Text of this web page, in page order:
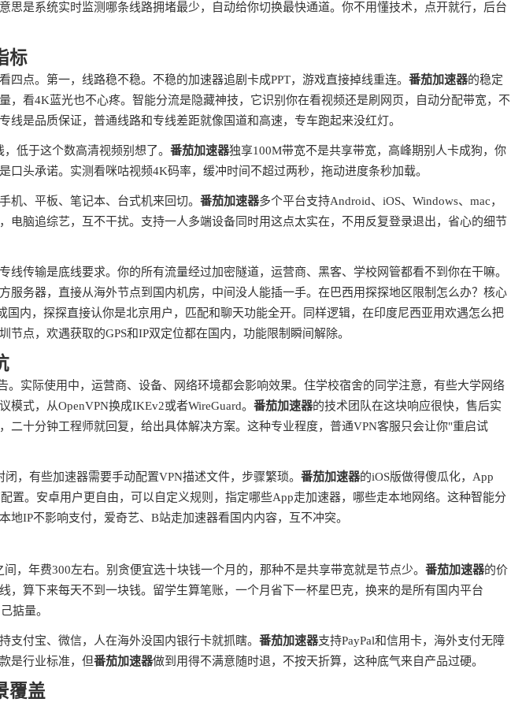
思是系统实时监测哪条线路拥堵最少，自动给你切换最快通道。你不用懂技术，点开就行，后台
标
四点。第一，线路稳不稳。不稳的加速器追剧卡成PPT，游戏直接掉线重连。 番茄加速器的稳定
，看4K蓝光也不心疼。智能分流是隐藏神技，它识别你在看视频还是刷网页，自动分配带宽，不
线是品质保证，普通线路和专线差距就像国道和高速，专车跑起来没红灯。
低于这个数高清视频别想了。 番茄加速器独享100M带宽不是共享带宽，高峰期别人卡成狗，你
口头承诺。实测看咪咕视频4K码率，缓冲时间不超过两秒，拖动进度条秒加载。
机、平板、笔记本、台式机来回切。 番茄加速器多个平台支持Android、iOS、Windows、mac，
电脑追综艺，互不干扰。支持一人多端设备同时用这点太实在，不用反复登录退出，省心的细节
线传输是底线要求。你的所有流量经过加密隧道，运营商、黑客、学校网管都看不到你在干嘛。
服务器，直接从海外节点到国内机房，中间没人能插一手。在巴西用探探地区限制怎么办？核心
国内，探探直接认你是北京用户，匹配和聊天功能全开。同样逻辑，在印度尼西亚用欢遇怎么把
节点，欢遇获取的GPS和IP双定位都在国内，功能限制瞬间解除。
。实际使用中，运营商、设备、网络环境都会影响效果。住学校宿舍的同学注意，有些大学网络
式，从OpenVPN换成IKEv2或者WireGuard。 番茄加速器的技术团队在这块响应很快，售后实
二十分钟工程师就回复，给出具体解决方案。这种专业程度，普通VPN客服只会让你"重启试
，有些加速器需要手动配置VPN描述文件，步骤繁琐。 番茄加速器的iOS版做得傻瓜化，App
置。安卓用户更自由，可以自定义规则，指定哪些App走加速器，哪些走本地网络。这种智能分
地IP不影响支付，爱奇艺、B站走加速器看国内内容，互不冲突。
，年费300左右。别贪便宜选十块钱一个月的，那种不是共享带宽就是节点少。 番茄加速器的价
，算下来每天不到一块钱。留学生算笔账，一个月省下一杯星巴克，换来的是所有国内平台
掂量。
支付宝、微信，人在海外没国内银行卡就抓瞎。 番茄加速器支持PayPal和信用卡，海外支付无障
是行业标准，但番茄加速器做到用得不满意随时退，不按天折算，这种底气来自产品过硬。
覆盖